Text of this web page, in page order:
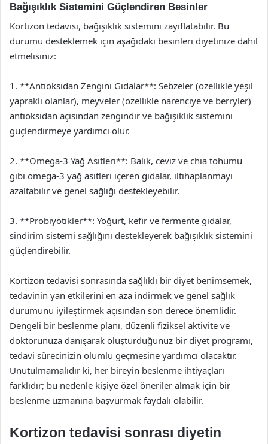
Bağışıklık Sistemini Güçlendiren Besinler
Kortizon tedavisi, bağışıklık sistemini zayıflatabilir. Bu
durumu desteklemek için aşağıdaki besinleri diyetinize dahil
etmelisiniz:
1. **Antioksidan Zengini Gıdalar**: Sebzeler (özellikle yeşil
yapraklı olanlar), meyveler (özellikle narenciye ve berryler)
antioksidan açısından zengindir ve bağışıklık sistemini
güçlendirmeye yardımcı olur.
2. **Omega-3 Yağ Asitleri**: Balık, ceviz ve chia tohumu
gibi omega-3 yağ asitleri içeren gıdalar, iltihaplanmayı
azaltabilir ve genel sağlığı destekleyebilir.
3. **Probiyotikler**: Yoğurt, kefir ve fermente gıdalar,
sindirim sistemi sağlığını destekleyerek bağışıklık sistemini
güçlendirebilir.
Kortizon tedavisi sonrasında sağlıklı bir diyet benimsemek,
tedavinin yan etkilerini en aza indirmek ve genel sağlık
durumunu iyileştirmek açısından son derece önemlidir.
Dengeli bir beslenme planı, düzenli fiziksel aktivite ve
doktorunuza danışarak oluşturduğunuz bir diyet programı,
tedavi sürecinizin olumlu geçmesine yardımcı olacaktır.
Unutulmamalıdır ki, her bireyin beslenme ihtiyaçları
farklıdır; bu nedenle kişiye özel öneriler almak için bir
beslenme uzmanına başvurmak faydalı olabilir.
Kortizon tedavisi sonrası diyetin